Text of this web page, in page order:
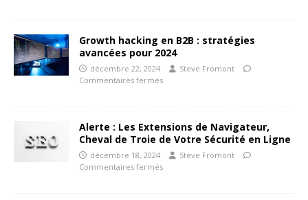
Growth hacking en B2B : stratégies
avancées pour 2024
décembre 22, 2024
Steve Fromont
Commentaires fermés
Alerte : Les Extensions de Navigateur,
Cheval de Troie de Votre Sécurité en Ligne
décembre 18, 2024
Steve Fromont
Commentaires fermés